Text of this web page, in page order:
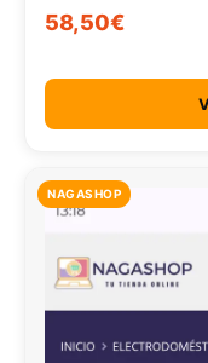
58,50€
NAGASHOP